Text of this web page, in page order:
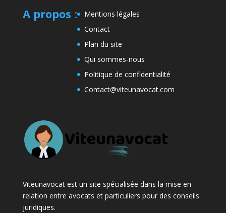
A propos :
Mentions légales
Contact
Plan du site
Qui sommes-nous
Politique de confidentialité
Contact@viteunavocat.com
Viteunavocat est un site spécialisée dans la mise en
relation entre avocats et particuliers pour des conseils
juridiques.